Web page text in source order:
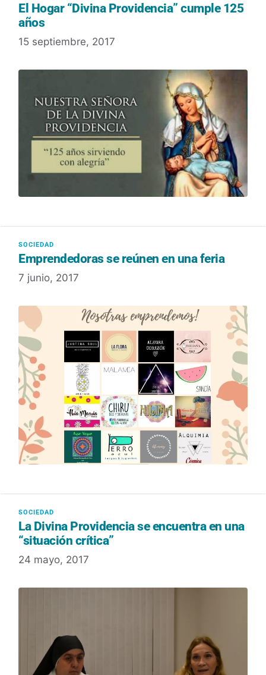
El Hogar “Divina Providencia” cumple 125
años
15 septiembre, 2017
Emprendedoras se reúnen en una feria
7 junio, 2017
La Divina Providencia se encuentra en una
“situación crítica”
24 mayo, 2017